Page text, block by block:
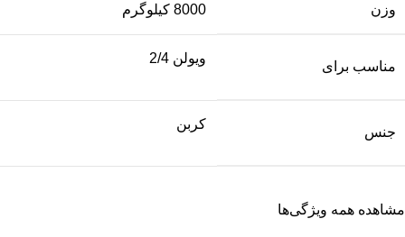
وزن 8000 کیلوگرم
مناسب برای
ویولن 2/4
جنس
کربن
مشاهده همه ویژگی‌ها